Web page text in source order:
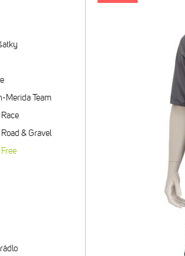
Merida Team
& Gravel